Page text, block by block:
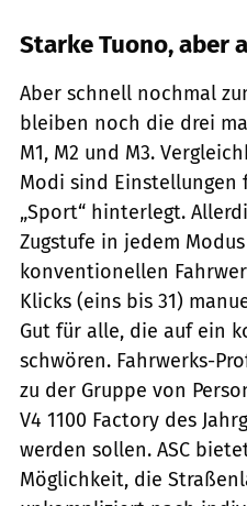
Starke Tuono, aber
Aber schnell nochmal
bleiben noch die drei
M1, M2 und M3.
Modi sind Einstellungen
„Sport“ hinterlegt.
Zugstufe in jedem
konventionellen
Klicks (eins bis 31)
Gut für alle, die auf ein
schwören. Fahrwerks-
zu der Gruppe von
V4 1100 Factory des
werden sollen. ASC
Möglichkeit, die